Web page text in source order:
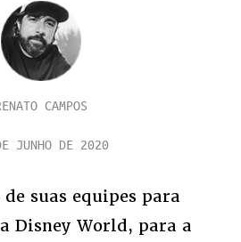
CAMPOS
JUNHO DE 2020
suas equipes para
Disney World, para a